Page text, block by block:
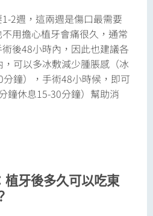
2週，這兩週是傷口最需要
用擔心植牙會痛很久，通常
後48小時內，因此也建議各
可以多冰敷減少腫脹感（冰
鐘），手術48小時候，即可
鐘休息15-30分鐘）幫助消
植牙後多久可以吃東